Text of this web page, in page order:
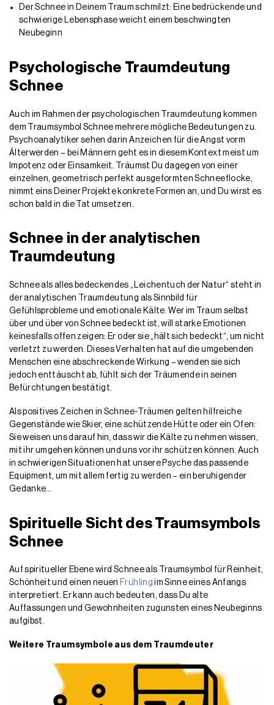
Der Schnee in Deinem Traum schmilzt: Eine bedrückende und
schwierige Lebensphase weicht einem beschwingten
Neubeginn
Psychologische Traumdeutung
Schnee
Auch im Rahmen der psychologischen Traumdeutung kommen
dem Traumsymbol Schnee mehrere mögliche Bedeutungen zu.
Psychoanalytiker sehen darin Anzeichen für die Angst vorm
Älterwerden – bei Männern geht es in diesem Kontext meist um
Impotenz oder Einsamkeit. Träumst Du dagegen von einer
einzelnen, geometrisch perfekt ausgeformten Schneeflocke,
nimmt eins Deiner Projekte konkrete Formen an, und Du wirst es
schon bald in die Tat umsetzen.
Schnee in der analytischen
Traumdeutung
Schnee als alles bedeckendes „Leichentuch der Natur“ steht in
der analytischen Traumdeutung als Sinnbild für
Gefühlsprobleme und emotionale Kälte. Wer im Traum selbst
über und über von Schnee bedeckt ist, will starke Emotionen
keinesfalls offen zeigen: Er oder sie „hält sich bedeckt“, um nicht
verletzt zu werden. Dieses Verhalten hat auf die umgebenden
Menschen eine abschreckende Wirkung – wenden sie sich
jedoch enttäuscht ab, fühlt sich der Träumende in seinen
Befürchtungen bestätigt.
Als positives Zeichen in Schnee-Träumen gelten hilfreiche
Gegenstände wie Skier, eine schützende Hütte oder ein Ofen:
Sie weisen uns darauf hin, dass wir die Kälte zu nehmen wissen,
mit ihr umgehen können und uns vor ihr schützen können. Auch
in schwierigen Situationen hat unsere Psyche das passende
Equipment, um mit allem fertig zu werden – ein beruhigender
Gedanke…
Spirituelle Sicht des Traumsymbols
Schnee
Auf spiritueller Ebene wird Schnee als Traumsymbol für Reinheit,
Schönheit und einen neuen Frühling im Sinne eines Anfangs
interpretiert. Er kann auch bedeuten, dass Du alte
Auffassungen und Gewohnheiten zugunsten eines Neubeginns
aufgibst.
Weitere Traumsymbole aus dem Traumdeuter